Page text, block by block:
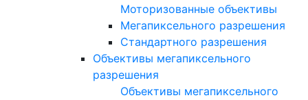
Моторизованные объективы
Мегапиксельного разрешения
Стандартного разрешения
Объективы мегапиксельного
разрешения
Объективы мегапиксельного